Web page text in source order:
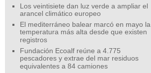
Los veintisiete dan luz verde a ampliar el
arancel climático europeo
El mediterráneo balear marcó en mayo la
temperatura más alta desde que existen
registros
Fundación Ecoalf reúne a 4.775
pescadores y extrae del mar residuos
equivalentes a 84 camiones